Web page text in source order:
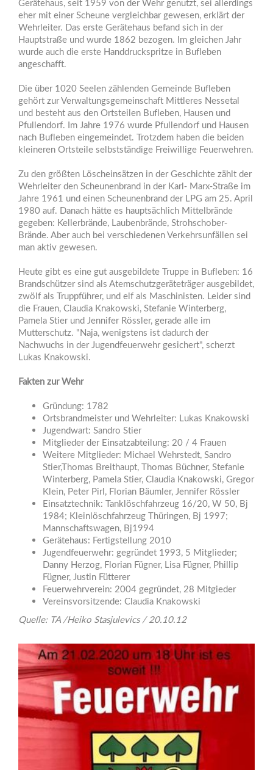
Gerätehaus, seit 1959 von der Wehr genutzt, sei allerdings
eher mit einer Scheune vergleichbar gewesen, erklärt der
Wehrleiter. Das erste Gerätehaus befand sich in der
Hauptstraße und wurde 1862 bezogen. Im gleichen Jahr
wurde auch die erste Handdruckspritze in Bufleben
angeschafft.
Die über 1020 Seelen zählenden Gemeinde Bufleben
gehört zur Verwaltungsgemeinschaft Mittleres Nessetal
und besteht aus den Ortsteilen Bufleben, Hausen und
Pfullendorf. Im Jahre 1976 wurde Pfullendorf und Hausen
nach Bufleben eingemeindet. Trotzdem haben die beiden
kleineren Ortsteile selbstständige Freiwillige Feuerwehren.
Zu den größten Löscheinsätzen in der Geschichte zählt der
Wehrleiter den Scheunenbrand in der Karl- Marx-Straße im
Jahre 1961 und einen Scheunenbrand der LPG am 25. April
1980 auf. Danach hätte es hauptsächlich Mittelbrände
gegeben: Kellerbrände, Laubenbrände, Strohschober-
Brände. Aber auch bei verschiedenen Verkehrsunfällen sei
man aktiv gewesen.
Heute gibt es eine gut ausgebildete Truppe in Bufleben: 16
Brandschützer sind als Atemschutzgeräteträger ausgebildet,
zwölf als Truppführer, und elf als Maschinisten. Leider sind
die Frauen, Claudia Knakowski, Stefanie Winterberg,
Pamela Stier und Jennifer Rössler, gerade alle im
Mutterschutz. "Naja, wenigstens ist dadurch der
Nachwuchs in der Jugendfeuerwehr gesichert", scherzt
Lukas Knakowski.
Fakten zur Wehr
Gründung: 1782
Ortsbrandmeister und Wehrleiter: Lukas Knakowski
Jugendwart: Sandro Stier
Mitglieder der Einsatzabteilung: 20 / 4 Frauen
Weitere Mitglieder: Michael Wehrstedt, Sandro
Stier,Thomas Breithaupt, Thomas Büchner, Stefanie
Winterberg, Pamela Stier, Claudia Knakowski, Gregor
Klein, Peter Pirl, Florian Bäumler, Jennifer Rössler
Einsatztechnik: Tanklöschfahrzeug 16/20, W 50, Bj
1984; Kleinlöschfahrzeug Thüringen, Bj 1997;
Mannschaftswagen, Bj1994
Gerätehaus: Fertigstellung 2010
Jugendfeuerwehr: gegründet 1993, 5 Mitglieder;
Danny Herzog, Florian Fügner, Lisa Fügner, Phillip
Fügner, Justin Fütterer
Feuerwehrverein: 2004 gegründet, 28 Mitgieder
Vereinsvorsitzende: Claudia Knakowski
Quelle: TA /Heiko Stasjulevics / 20.10.12